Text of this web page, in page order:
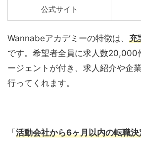
公式サイト
Wannabeアカデミーの特徴は、 充
です。希望者全員に求人数20,000
ージェントが付き、求人紹介や企
行ってくれます。
「活動会社から6ヶ月以内の転職